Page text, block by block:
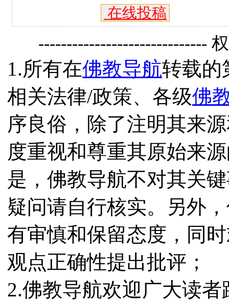
在线投稿
------------------------------
1.所有在佛教导航转载的
相关法律/政策、各级佛
序良俗，除了注明其来
度重视和尊重其原始来
是，佛教导航不对其关
疑问请自行核实。另外
有审慎和保留态度，同
观点正确性提出批评；
2.佛教导航欢迎广大读